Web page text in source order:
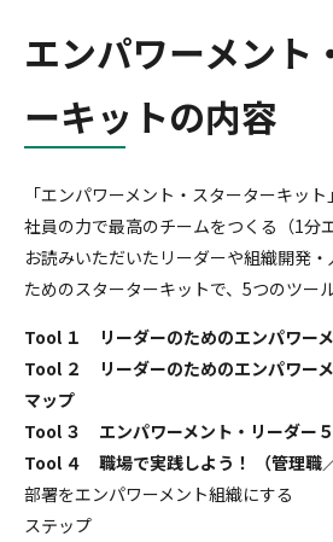
エンパワーメント
ーキットの内容
「エンパワーメント・スターターキッ
社員の力で最高のチームをつくる（1分
お読みいただいたリーダーや組織開発
ためのスターターキットで、5つのツー
Tool １
リーダーのためのエンパワー
Tool ２ リーダーのためのエンパワー
マップ
Tool ３ エンパワーメント・リーダー
Tool ４ 職場で実践しよう！ （管理職
部署をエンパワーメント組織にする
ステップ